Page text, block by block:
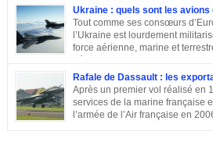
ensemble les principaux moyens dont dispose
Ukraine : quels sont les avions
Tout comme ses consœurs
l’Ukraine est lourdement
force aérienne, marine et
est équipée en majorité d’avions de
républiques socialistes soviétiques, l’Ukraine
stratégiques. D’après les statistiques de
et les forces de défense aérienne contiennent
247 avions. L’armée ukrainienne se divise en
Rafale de Dassault : les
Après un premier vol réalisé en
services de la marine française
l’armée de l’Air française en